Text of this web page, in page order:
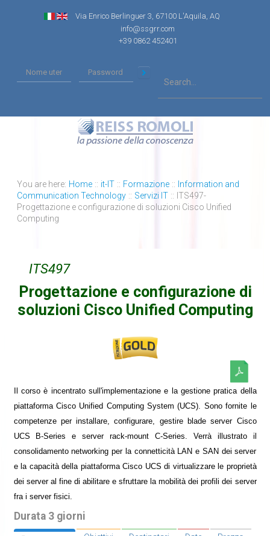
Via Enrico Berlinguer 3, 67100 L'Aquila, AQ
info@ssgrr.com
+39 0862 452401
You are here: Home :: it-IT :: Formazione :: Information and
Communication Technology :: Servizi IT :: ITS497-
Progettazione e configurazione di soluzioni Cisco Unified
Computing
ITS497
Progettazione e configurazione di
soluzioni Cisco Unified Computing
Il corso è incentrato sull'implementazione e la gestione pratica della
piattaforma Cisco Unified Computing System (UCS). Sono fornite le
competenze per installare, configurare, gestire blade server Cisco
UCS B-Series e server rack-mount C-Series. Verrà illustrato il
consolidamento networking per la connetticità LAN e SAN dei server
e la capacità della piattaforma Cisco UCS di virtualizzare le proprietà
dei server al fine di abilitare e sfruttare la mobilità dei profili dei server
fra i server fisici.
Durata 3 giorni